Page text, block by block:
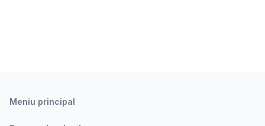
Meniu principal